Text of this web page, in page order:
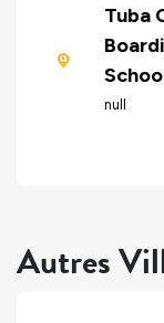
Tuba
null
Autres